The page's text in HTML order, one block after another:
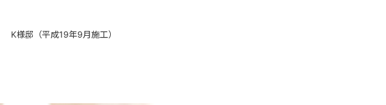
K様邸（平成19年9月施工）